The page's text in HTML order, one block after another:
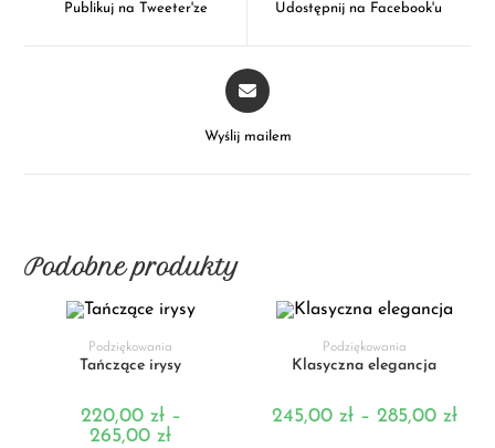
Publikuj na Tweeter'ze Udostępnij na Facebook'u
Wyślij mailem
Podobne produkty
WYBIERZ OPCJE
Podziękowania
Tańczące irysy
220,00 zł –
265,00zł
WYBIERZ OPCJE
Podziękowania
Klasyczna elegancja
245,00 zł – 285,00 zł